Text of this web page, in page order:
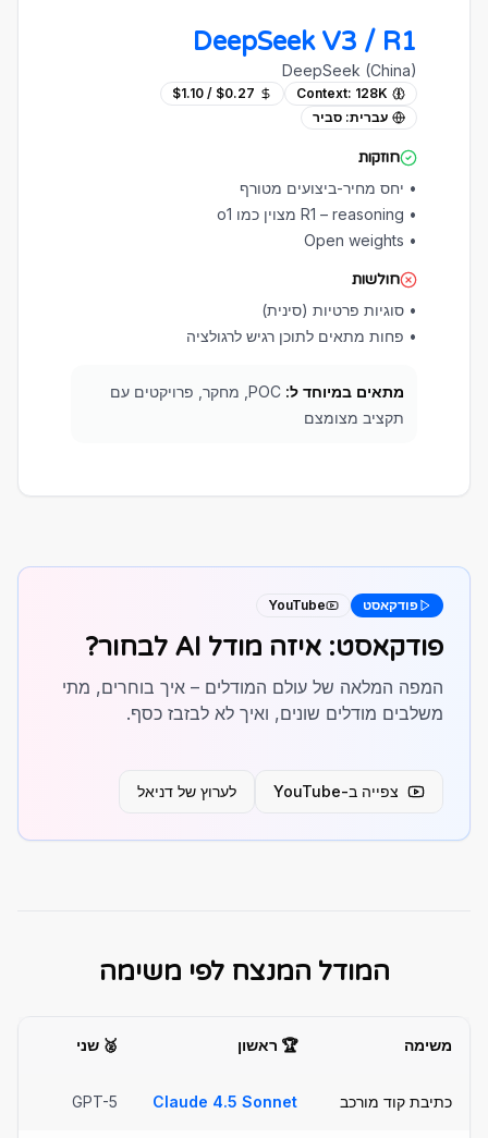
DeepSeek V3 / R1
DeepSeek (China)
Context: 128K
$0.27 / $1.10
עברית: סביר
חוזקות
• יחס מחיר-ביצועים מטורף
• R1 – reasoning מצוין כמו o1
•
Open weights
חולשות
• סוגיות פרטיות (סינית)
• פחות מתאים לתוכן רגיש לרגולציה
מתאים במיוחד ל:
POC, מחקר, פרויקטים עם
תקציב מצומצם
פודקאסט YouTube
פודקאסט: איזה מודל AI לבחור?
המפה המלאה של עולם המודלים – איך בוחרים, מתי
משלבים מודלים שונים, ואיך לא לבזבז כסף.
צפייה ב-YouTube לערוץ של דניאל
המודל המנצח לפי משימה
משימה 🏆 ראשון 🥈 שני
כתיבת קוד מורכב Claude 4.5 Sonnet
GPT-5